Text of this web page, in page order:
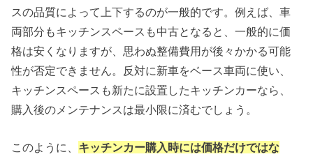
スの品質によって上下するのが一般的です。例えば、車
両部分もキッチンスペースも中古となると、一般的に価
格は安くなりますが、思わぬ整備費用が後々かかる可能
性が否定できません。反対に新車をベース車両に使い、
キッチンスペースも新たに設置したキッチンカーなら、
購入後のメンテナンスは最小限に済むでしょう。
このように、 キッチンカー購入時には価格だけではな